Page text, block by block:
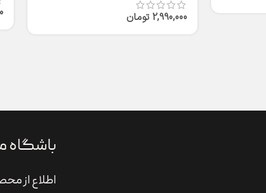
2,990,000 تومان
باشگاه
اطلاع از